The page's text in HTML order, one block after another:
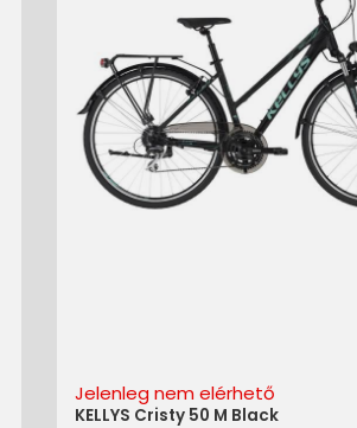
Jelenleg nem elérhető
KELLYS Cristy 50 M Black